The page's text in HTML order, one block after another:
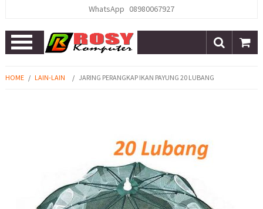
WhatsApp 08980067927
Open
Menu
HOME / LAIN-LAIN / JARING PERANGKAP IKAN PAYUNG 20 LUBANG